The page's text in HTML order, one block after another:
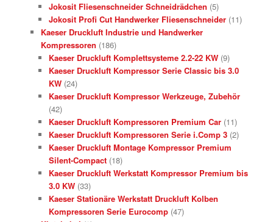
Jokosit Fliesenschneider Schneidrädchen (5)
Jokosit Profi Cut Handwerker Fliesenschneider (11)
Kaeser Druckluft Industrie und Handwerker
Kompressoren (186)
Kaeser Druckluft Komplettsysteme 2.2-22 KW (9)
Kaeser Druckluft Kompressor Serie Classic bis 3.0
KW (24)
Kaeser Druckluft Kompressor Werkzeuge, Zubehör
(42)
Kaeser Druckluft Kompressoren Premium Car (11)
Kaeser Druckluft Kompressoren Serie i.Comp 3 (2)
Kaeser Druckluft Montage Kompressor Premium
Silent-Compact (18)
Kaeser Druckluft Werkstatt Kompressor Premium bis
3.0 KW (33)
Kaeser Stationäre Werkstatt Druckluft Kolben
Kompressoren Serie Eurocomp (47)